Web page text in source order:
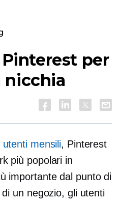
per
nicchia
mensili, Pinterest
più popolari in
importante dal punto di
un negozio, gli utenti